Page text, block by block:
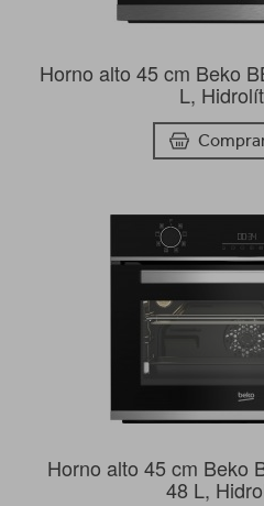
Horno alto 45 cm Beko
L,
Horno alto 45 cm Beko
48 L,